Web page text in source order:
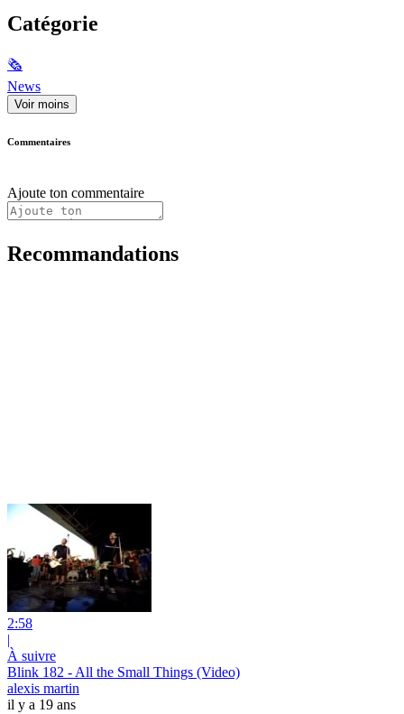
Catégorie
🗞
News
Voir moins
Commentaires
Ajoute ton commentaire
Recommandations
2:58
|
À suivre
Blink 182 - All the Small Things (Video)
alexis martin
il y a 19 ans